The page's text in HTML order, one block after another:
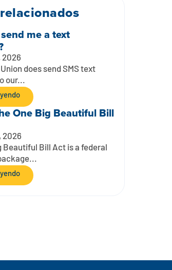
me a text
2026
does send SMS text
our...
One Big Beautiful Bill
2026
Beautiful Bill Act is a federal